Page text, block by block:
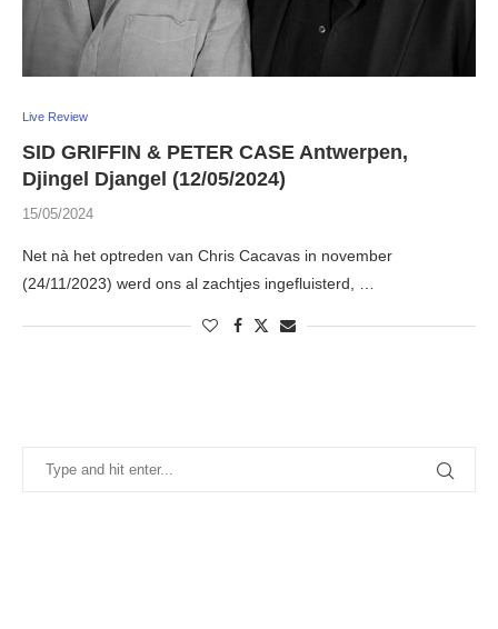
Live Review
SID GRIFFIN & PETER CASE Antwerpen,
Djingel Djangel (12/05/2024)
15/05/2024
Net nà het optreden van Chris Cacavas in november
(24/11/2023) werd ons al zachtjes ingefluisterd, …